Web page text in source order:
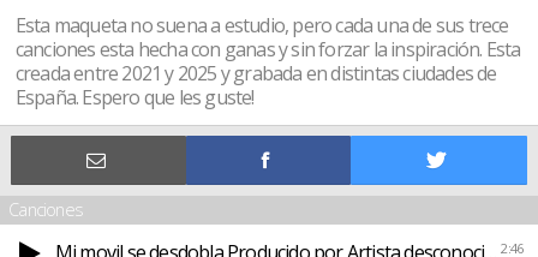
Esta maqueta no suena a estudio, pero cada una de sus trece
canciones esta hecha con ganas y sin forzar la inspiración. Esta
creada entre 2021 y 2025 y grabada en distintas ciudades de
España. Espero que les guste!
Canciones
2:46